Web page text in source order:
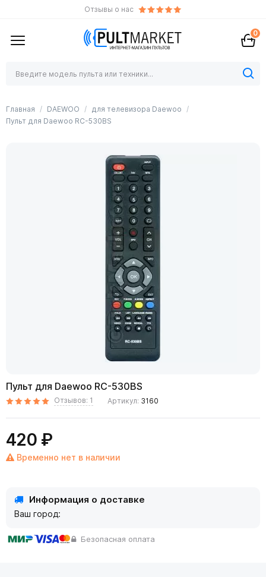
Отзывы о нас
0
Главная DAEWOO
для телевизора Daewoo
Пульт для Daewoo RC-530BS
Пульт для Daewoo RC-530BS
Отзывов: 1 Артикул: 3160
420 ₽
Временно нет в наличии
Информация о доставке
Ваш город:
Безопасная оплата